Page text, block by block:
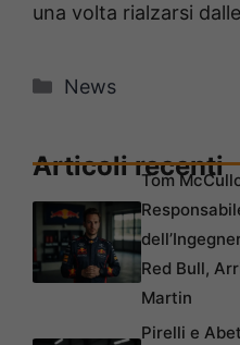
una volta rialzarsi
Categorie
News
Articoli recenti
Tom
Red Bull,
Martin
Pirelli e